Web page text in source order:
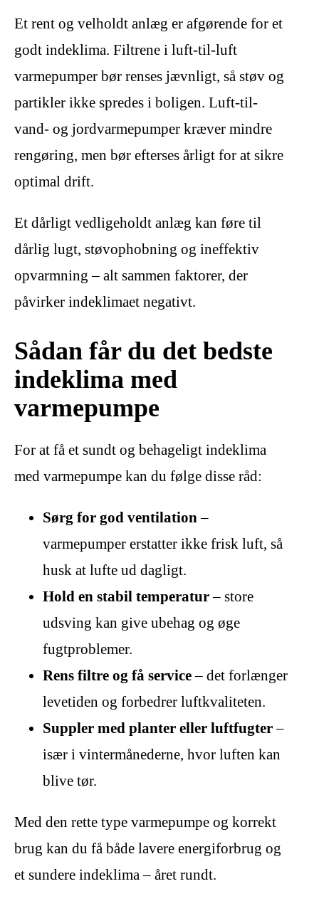
Et rent og velholdt anlæg er afgørende for et
godt indeklima. Filtrene i luft-til-luft
varmepumper bør renses jævnligt, så støv og
partikler ikke spredes i boligen. Luft-til-
vand- og jordvarmepumper kræver mindre
rengøring, men bør efterses årligt for at sikre
optimal drift.
Et dårligt vedligeholdt anlæg kan føre til
dårlig lugt, støvophobning og ineffektiv
opvarmning – alt sammen faktorer, der
påvirker indeklimaet negativt.
Sådan får du det bedste
indeklima med
varmepumpe
For at få et sundt og behageligt indeklima
med varmepumpe kan du følge disse råd:
Sørg for god ventilation–
varmepumper erstatter ikke frisk luft, så
husk at lufte ud dagligt.
Hold en stabil temperatur– store
udsving kan give ubehag og øge
fugtproblemer.
Rens filtre og få service– det forlænger
levetiden og forbedrer luftkvaliteten.
Suppler med planter eller luftfugter–
især i vintermånederne, hvor luften kan
blive tør.
Med den rette type varmepumpe og korrekt
brug kan du få både lavere energiforbrug og
et sundere indeklima – året rundt.